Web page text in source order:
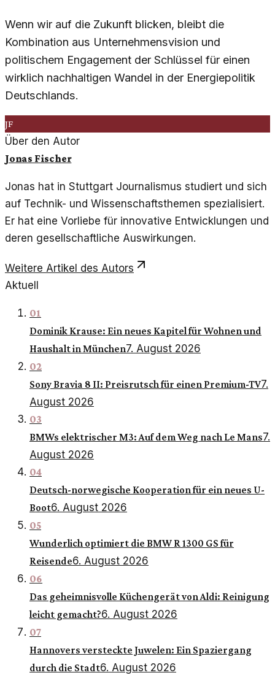
Wenn wir auf die Zukunft blicken, bleibt die
Kombination aus Unternehmensvision und
politischem Engagement der Schlüssel für einen
wirklich nachhaltigen Wandel in der Energiepolitik
Deutschlands.
JF
Über den Autor
Jonas Fischer
Jonas hat in Stuttgart Journalismus studiert und sich
auf Technik- und Wissenschaftsthemen spezialisiert.
Er hat eine Vorliebe für innovative Entwicklungen und
deren gesellschaftliche Auswirkungen.
Weitere Artikel des Autors
Aktuell
01
Dominik Krause: Ein neues Kapitel für Wohnen und
Haushalt in München7. August 2026
02
Sony Bravia 8 II: Preisrutsch für einen Premium-TV7.
August 2026
03
BMWs elektrischer M3: Auf dem Weg nach Le Mans7.
August 2026
04
Deutsch-norwegische Kooperation für ein neues U-
Boot6. August 2026
05
Wunderlich optimiert die BMW R 1300 GS für
Reisende6. August 2026
06
Das geheimnisvolle Küchengerät von Aldi: Reinigung
leicht gemacht?6. August 2026
07
Hannovers versteckte Juwelen: Ein Spaziergang
durch die Stadt6. August 2026